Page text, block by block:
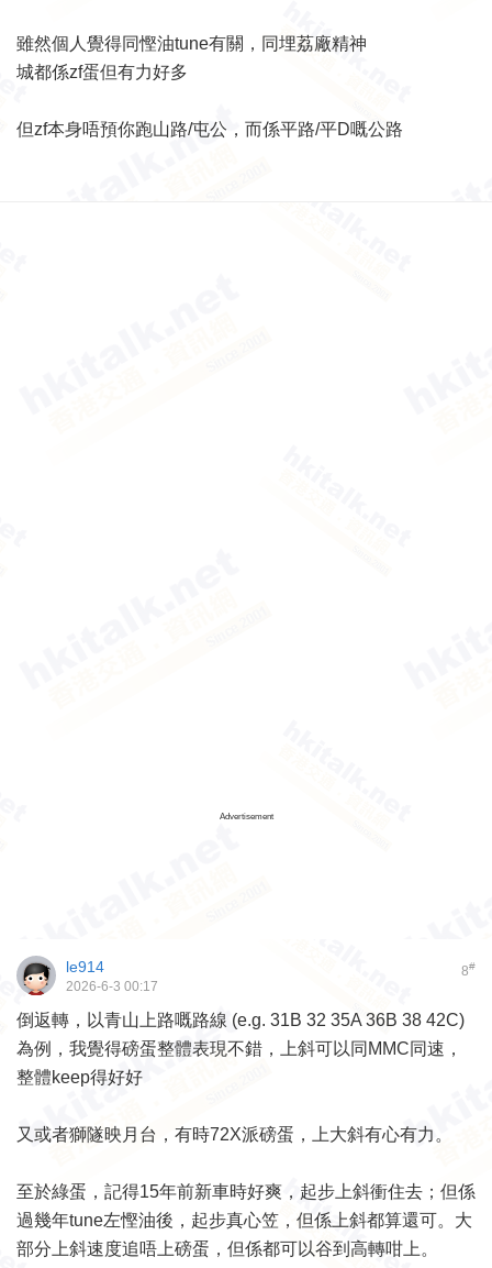
雖然個人覺得同慳油tune有關，同埋荔廠精神
城都係zf蛋但有力好多
但zf本身唔預你跑山路/屯公，而係平路/平D嘅公路
Advertisement
8#
le914
2026-6-3 00:17
倒返轉，以青山上路嘅路線 (e.g. 31B 32 35A 36B 38 42C)
為例，我覺得磅蛋整體表現不錯，上斜可以同MMC同速，
整體keep得好好
又或者獅隧映月台，有時72X派磅蛋，上大斜有心有力。
至於綠蛋，記得15年前新車時好爽，起步上斜衝住去；但係
過幾年tune左慳油後，起步真心笠，但係上斜都算還可。大
部分上斜速度追唔上磅蛋，但係都可以谷到高轉咁上。